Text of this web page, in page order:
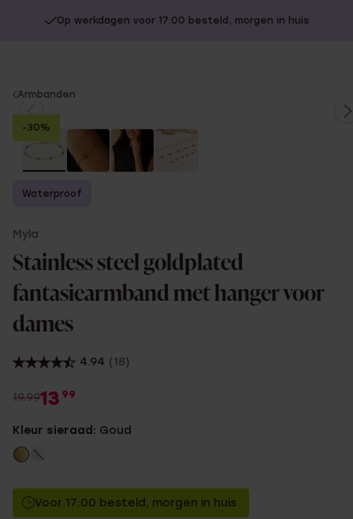
Op werkdagen voor 17:00 besteld, morgen in huis
You
are
here:
Armbanden
-30%
Waterproof
Myla
Stainless steel goldplated
fantasiearmband met hanger voor
dames
4.94 (18)
19.9913 99
Kleur sieraad: Goud
Voor 17:00 besteld, morgen in huis